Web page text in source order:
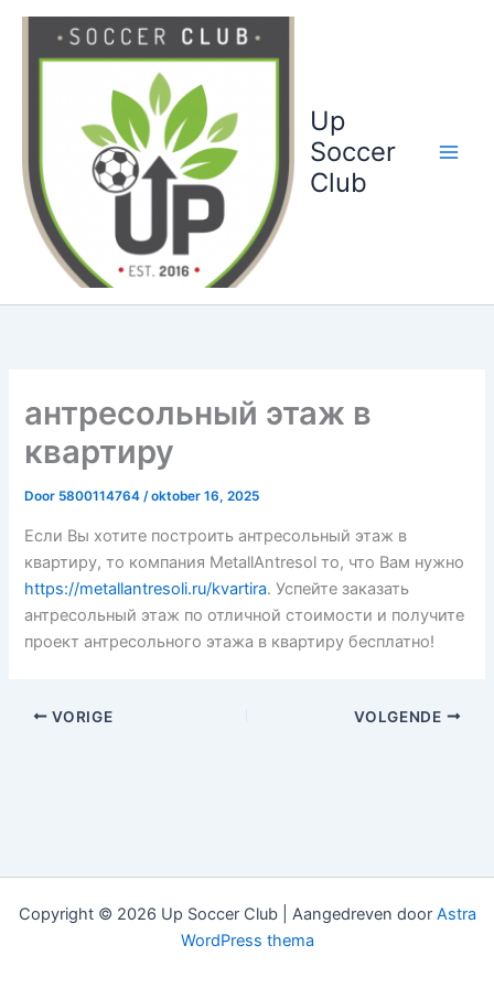
Up
Soccer
Club
антресольный этаж в
квартиру
Door 5800114764/oktober 16, 2025
Если Вы хотите построить антресольный этаж в
квартиру, то компания MetallAntresol то, что Вам нужно
https://metallantresoli.ru/kvartira. Успейте заказать
антресольный этаж по отличной стоимости и получите
проект антресольного этажа в квартиру бесплатно!
VORIGE VOLGENDE
Copyright © 2026 Up Soccer Club | Aangedreven door Astra
WordPress thema